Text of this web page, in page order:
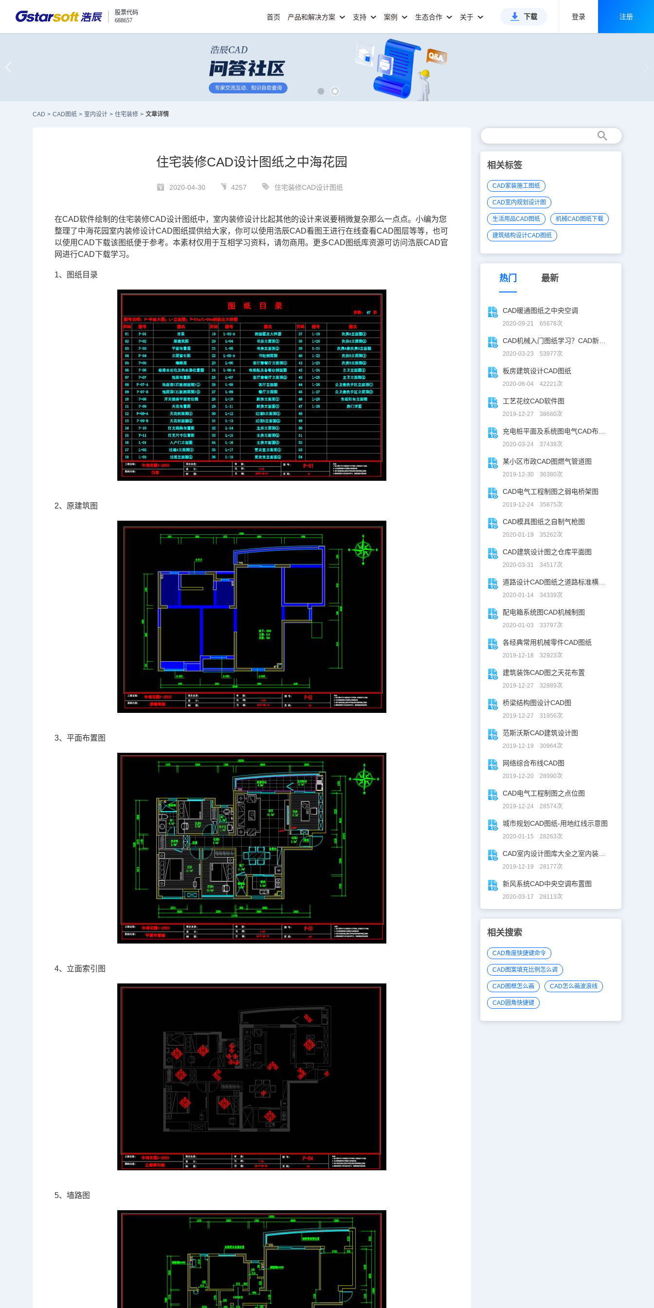
股票代码
688657
首页 产品和解决方案 支持 案例 生态合作 关于 下载 登录 注册
CAD > CAD图纸 > 室内设计 > 住宅装修 > 文章详情
住宅装修CAD设计图纸之中海花园
2020-04-30 4257 住宅装修CAD设计图纸
在CAD软件绘制的住宅装修CAD设计图纸中，室内装修设计比起其他的设计来说要稍微复杂那么一点点。小编为您
整理了中海花园室内装修设计CAD图纸提供给大家，你可以使用浩辰CAD看图王进行在线查看CAD图层等等，也可
以使用CAD下载该图纸便于参考。本素材仅用于互相学习资料，请勿商用。更多CAD图纸库资源可访问浩辰CAD官
网进行CAD下载学习。
1、图纸目录
2、原建筑图
3、平面布置图
4、立面索引图
5、墙路图
相关标签
CAD家装施工图纸
CAD室内规划设计图
生活用品CAD图纸 机械CAD图纸下载
建筑结构设计CAD图纸
热门 最新
CAD暖通图纸之中央空调
2020-09-21 65678次
2020-03-23 53977次
板房建筑设计CAD图纸
2020-06-04 42221次
工艺花纹CAD软件图
2019-12-27 38660次
2020-03-24 37438次
某小区市政CAD图燃气管道图
2019-12-30 36380次
CAD电气工程制图之弱电桥架图
2019-12-24 35875次
CAD模具图纸之自制气枪图
2020-01-19 35262次
CAD建筑设计图之仓库平面图
2020-03-31 34517次
2020-01-14 34339次
配电箱系统图CAD机械制图
2020-01-03 33797次
各经典常用机械零件CAD图纸
2019-12-18 32923次
建筑装饰CAD图之天花布置
2019-12-27 32889次
桥梁结构图设计CAD图
2019-12-27 31956次
范斯沃斯CAD建筑设计图
2019-12-19 30964次
网络综合布线CAD图
2019-12-20 28990次
CAD电气工程制图之点位图
2019-12-24 28574次
城市规划CAD图纸-用地红线示意图
2020-01-15 28263次
2019-12-19 28177次
新风系统CAD中央空调布置图
2020-03-17 28113次
相关搜索
CAD角度快捷键命令
CAD图案填充比例怎么调
CAD图框怎么画 CAD怎么画波浪线
CAD圆角快捷键